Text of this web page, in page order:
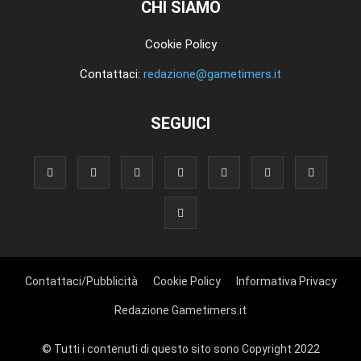
CHI SIAMO
Cookie Policy
Contattaci: redazione@gametimers.it
SEGUICI
Contattaci/Pubblicità Cookie Policy Informativa Privacy
Redazione Gametimers.it
© Tutti i contenuti di questo sito sono Copyright 2022